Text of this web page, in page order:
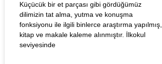
Küçücük bir et parçası gibi gördüğümüz
dilimizin tat alma, yutma ve konuşma
fonksiyonu ile ilgili binlerce araştırma yapılmış,
kitap ve makale kaleme alınmıştır. İlkokul
seviyesinde